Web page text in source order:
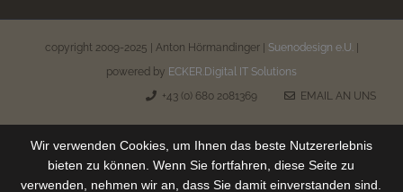
copyright 2009-2025 | Anton Hörmandinger | Suenodesign e.U.|
powered by ECKER.Digital IT Solutions
+43 (0) 680 2081369
EMAIL AN UNS
Wir verwenden Cookies, um Ihnen das beste Nutzererlebnis
bieten zu können. Wenn Sie fortfahren, diese Seite zu
verwenden, nehmen wir an, dass Sie damit einverstanden sind.